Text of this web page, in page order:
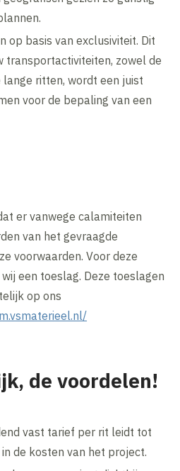
op basis van exclusiviteit. Dit
transportactiviteiten, zowel de
ritten, wordt een juist
voor de bepaling van een
er vanwege calamiteiten
van het gevraagde
voorwaarden. Voor deze
een toeslag. Deze toeslagen
op ons
de voordelen!
vast tarief per rit leidt tot
de kosten van het project.